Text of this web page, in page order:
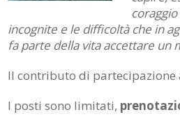
incognite e le difficoltà che in
fa parte della vita accettare un
Il contributo di partecipazione
I posti sono limitati,